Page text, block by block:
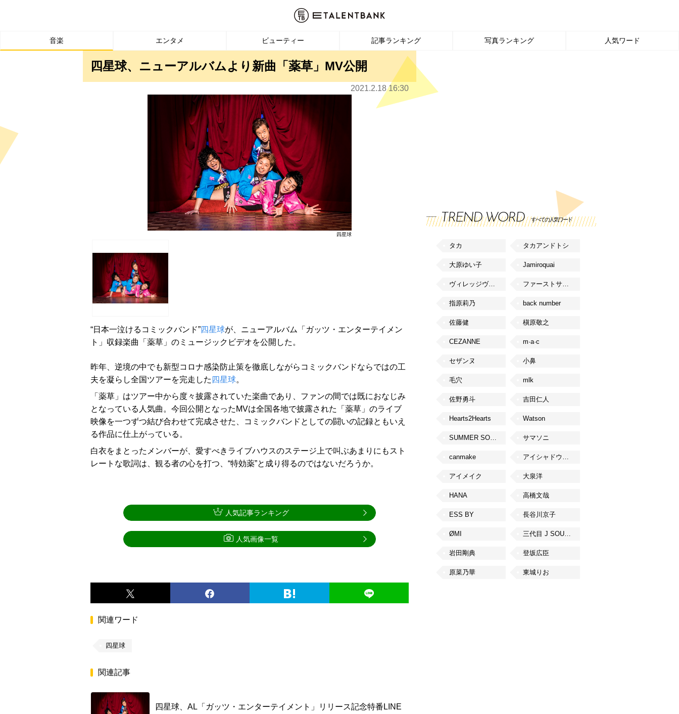
音楽 エンタメ ビューティー 記事ランキング 写真ランキング 人気ワード
四星球、ニューアルバムより新曲「薬草」MV公開
2021.2.18 16:30
四星球
“日本一泣けるコミックバンド”四星球が、ニューアルバム「ガッツ・エンターテイメン
ト」収録楽曲「薬草」のミュージックビデオを公開した。
昨年、逆境の中でも新型コロナ感染防止策を徹底しながらコミックバンドならではの工
夫を凝らし全国ツアーを完走した 四星球。
「薬草」はツアー中から度々披露されていた楽曲であり、ファンの間では既におなじみ
となっている人気曲。今回公開となったMVは全国各地で披露された「薬草」のライブ
映像を一つずつ結び合わせて完成させた、コミックバンドとしての闘いの記録ともいえ
る作品に仕上がっている。
白衣をまとったメンバーが、愛すべきライブハウスのステージ上で叫ぶあまりにもスト
レートな歌詞は、観る者の心を打つ、“特効薬”と成り得るのではないだろうか。
関連ワード
四星球
関連記事
四星球、AL「ガッツ・エンターテイメント」リリース記念特番LINE
人気記事ランキング
人気画像一覧
TREND WORD すべての人気ワード
タカ タカアンドトシ
大原ゆい子 Jamiroquai
ヴィレッジヴァンガード ファーストサマーウイカ
指原莉乃 back number
佐藤健 槇原敬之
CEZANNE m·a·c
セザンヌ 小鼻
毛穴 mlk
佐野勇斗 吉田仁人
Hearts2Hearts Watson
SUMMER SONIC サマソニ
canmake アイシャドウベース
アイメイク 大泉洋
HANA 高橋文哉
ESS BY 長谷川京子
ØMI 三代目 J SOUL BROTHERS from EXILE TRIBE
岩田剛典 登坂広臣
原菜乃華 東城りお